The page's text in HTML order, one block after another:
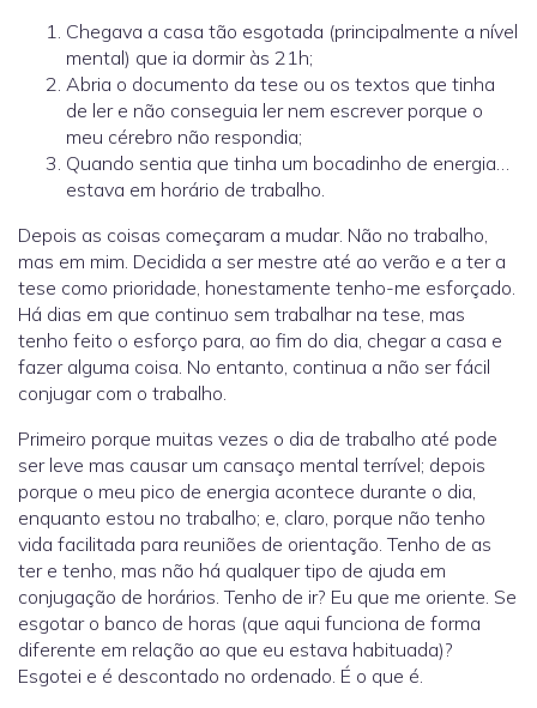
Chegava a casa tão esgotada (principalmente a nível
mental) que ia dormir às 21h;
Abria o documento da tese ou os textos que tinha
de ler e não conseguia ler nem escrever porque o
meu cérebro não respondia;
Quando sentia que tinha um bocadinho de energia…
estava em horário de trabalho.
Depois as coisas começaram a mudar. Não no trabalho,
mas em mim. Decidida a ser mestre até ao verão e a ter a
tese como prioridade, honestamente tenho-me esforçado.
Há dias em que continuo sem trabalhar na tese, mas
tenho feito o esforço para, ao fim do dia, chegar a casa e
fazer alguma coisa. No entanto, continua a não ser fácil
conjugar com o trabalho.
Primeiro porque muitas vezes o dia de trabalho até pode
ser leve mas causar um cansaço mental terrível; depois
porque o meu pico de energia acontece durante o dia,
enquanto estou no trabalho; e, claro, porque não tenho
vida facilitada para reuniões de orientação. Tenho de as
ter e tenho, mas não há qualquer tipo de ajuda em
conjugação de horários. Tenho de ir? Eu que me oriente. Se
esgotar o banco de horas (que aqui funciona de forma
diferente em relação ao que eu estava habituada)?
Esgotei e é descontado no ordenado. É o que é.